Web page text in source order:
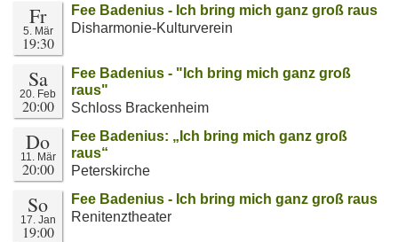
Fr
5. Mär
19:30
Fee Badenius - Ich bring mich ganz groß raus
Disharmonie-Kulturverein
Sa
20. Feb
20:00
Fee Badenius - "Ich bring mich ganz groß
raus"
Schloss Brackenheim
Do
11. Mär
20:00
Fee Badenius: „Ich bring mich ganz groß
raus“
Peterskirche
So
17. Jan
19:00
Fee Badenius - Ich bring mich ganz groß raus
Renitenztheater